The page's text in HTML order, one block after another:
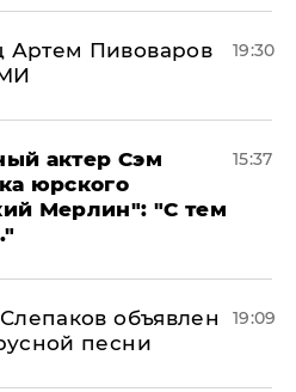
Артем Пивоваров
19:30
актер Сэм
юрского
Мерлин": "С тем
15:37
объявлен
песни
19:09